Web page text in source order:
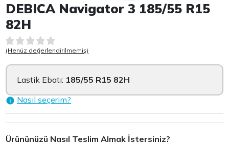
DEBICA Navigator 3 185/55 R15
82H
(Henüz değerlendirilmemiş)
Lastik Ebatı: 185/55 R15 82H
Nasıl seçerim?
Ürününüzü Nasıl Teslim Almak İstersiniz?